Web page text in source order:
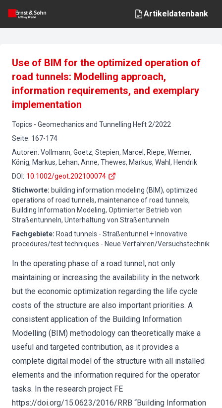
Artikeldatenbank
Use of BIM for the optimized operation of
road tunnels: Modelling approach,
information requirements, and exemplary
implementation
Topics - Geomechanics and Tunnelling Heft 2/2022
Seite: 167-174
Autoren: Vollmann, Goetz, Stepien, Marcel, Riepe, Werner,
König, Markus, Lehan, Anne, Thewes, Markus, Wahl, Hendrik
DOI : 10.1002/geot.202100074
Stichworte: building information modeling (BIM), optimized
operations of road tunnels, maintenance of road tunnels,
Building Information Modeling, Optimierter Betrieb von
Straßentunneln, Unterhaltung von Straßentunneln
Fachgebiete: Road tunnels - Straßentunnel + Innovative
procedures/test techniques - Neue Verfahren/Versuchstechnik
In the operating phase of a road tunnel, not only
maintaining or increasing the availability in the network
but the economic optimization regarding the life cycle
costs of the structure are also important priorities. A
consistent application of the Building Information
Modelling (BIM) methodology can theoretically make a
useful and targeted contribution, as it provides a
complete digital model of the structure with all installed
elements and the information required for the operator
tasks. In the research project FE
https://doi.org/15.0623/2016/RRB “Building Information